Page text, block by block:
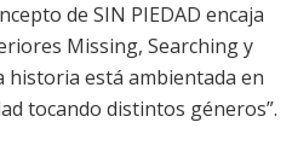
de SIN PIEDAD encaja
Missing, Searching y
historia está ambientada en
tocando distintos géneros”.